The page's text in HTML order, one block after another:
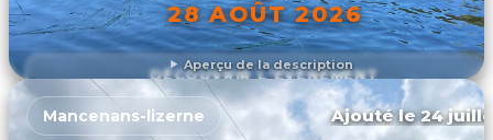
Aperçu de la description
28 AOÛT 2026
DÉCOUVRIR L'ÉVÉNEMENT
Mancenans-lizerne Ajouté le 24